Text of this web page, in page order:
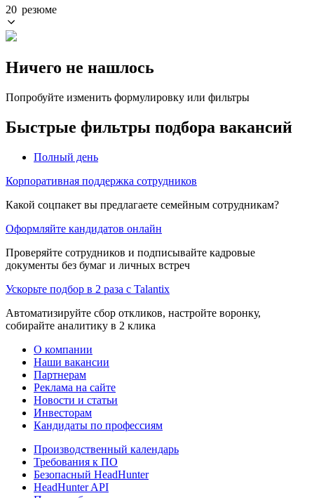
20 резюме
Ничего не нашлось
Попробуйте изменить формулировку или фильтры
Быстрые фильтры подбора вакансий
Полный день
Корпоративная поддержка сотрудников
Какой соцпакет вы предлагаете семейным сотрудникам?
Оформляйте кандидатов онлайн
Проверяйте сотрудников и подписывайте кадровые
документы без бумаг и личных встреч
Ускорьте подбор в 2 раза с Talantix
Автоматизируйте сбор откликов, настройте воронку,
собирайте аналитику в 2 клика
О компании
Наши вакансии
Партнерам
Реклама на сайте
Новости и статьи
Инвесторам
Кандидаты по профессиям
Производственный календарь
Требования к ПО
Безопасный HeadHunter
HeadHunter API